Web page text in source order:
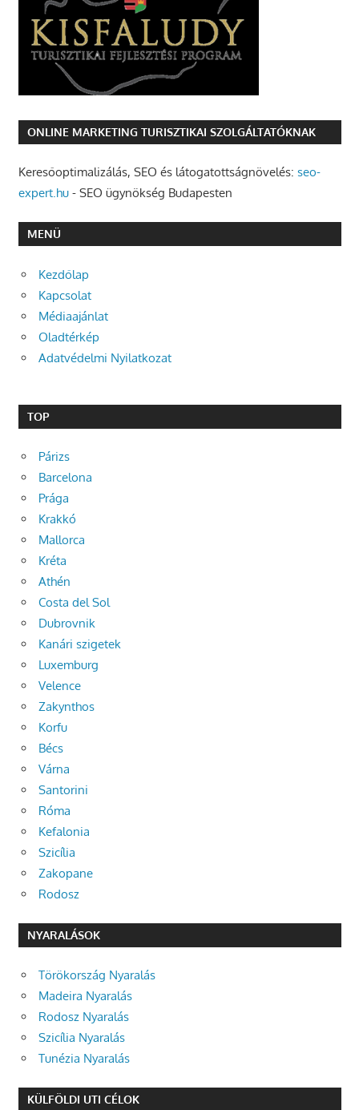
ONLINE MARKETING TURISZTIKAI SZOLGÁLTATÓKNAK
Keresőoptimalizálás, SEO és látogatottságnövelés: seo-
expert.hu- SEO ügynökség Budapesten
MENÜ
Kezdőlap
Kapcsolat
Médiaajánlat
Oladtérkép
Adatvédelmi Nyilatkozat
TOP
Párizs
Barcelona
Prága
Krakkó
Mallorca
Kréta
Athén
Costa del Sol
Dubrovnik
Kanári szigetek
Luxemburg
Velence
Zakynthos
Korfu
Bécs
Várna
Santorini
Róma
Kefalonia
Szicília
Zakopane
Rodosz
NYARALÁSOK
Törökország Nyaralás
Madeira Nyaralás
Rodosz Nyaralás
Szicília Nyaralás
Tunézia Nyaralás
KÜLFÖLDI UTI CÉLOK